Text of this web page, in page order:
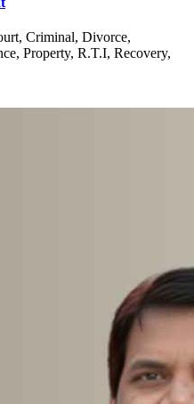
Criminal, Divorce,
Property, R.T.I, Recovery,